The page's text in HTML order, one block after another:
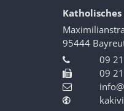
95444
09
09